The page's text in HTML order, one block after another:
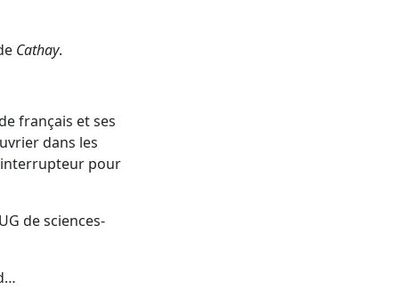
Cathay.
français et ses
dans les
interrupteur pour
de sciences-